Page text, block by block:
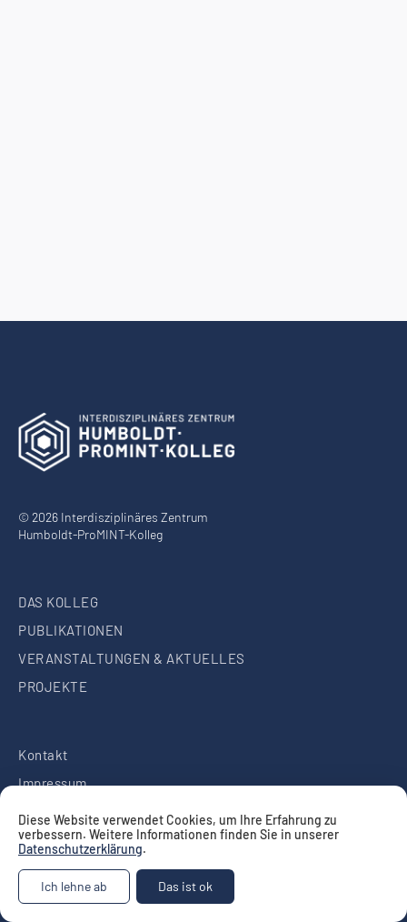
© 2026 Interdisziplinäres Zentrum
Humboldt-ProMINT-Kolleg
DAS KOLLEG
PUBLIKATIONEN
VERANSTALTUNGEN & AKTUELLES
PROJEKTE
Kontakt
Impressum
Datenschutz
Diese Website verwendet Cookies, um Ihre Erfahrung zu
verbessern. Weitere Informationen finden Sie in unserer
Datenschutzerklärung.
Ich lehne ab Das ist ok